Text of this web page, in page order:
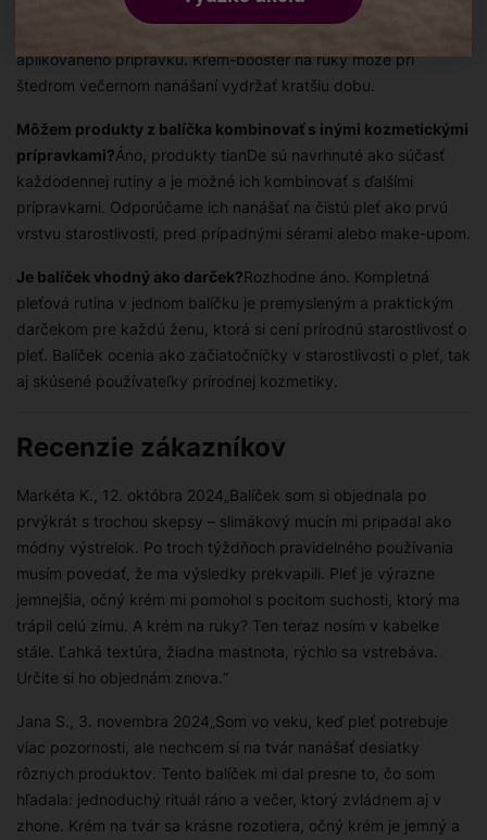
dvakrát denne? Pri pravidelnom používaní ráno a večer vydrží
aplikovaného prípravku. Krém-booster na ruky môže pri
štedrom večernom nanášaní vydržať kratšiu dobu.
Môžem produkty z balíčka kombinovať s inými kozmetickými
prípravkami?Áno, produkty tianDe sú navrhnuté ako súčasť
každodennej rutiny a je možné ich kombinovať s ďalšími
prípravkami. Odporúčame ich nanášať na čistú pleť ako prvú
vrstvu starostlivosti, pred prípadnými sérami alebo make-upom.
Je balíček vhodný ako darček?Rozhodne áno. Kompletná
pleťová rutina v jednom balíčku je premysleným a praktickým
darčekom pre každú ženu, ktorá si cení prírodnú starostlivosť o
pleť. Balíček ocenia ako začiatočníčky v starostlivosti o pleť, tak
aj skúsené používateľky prírodnej kozmetiky.
Recenzie zákazníkov
Markéta K., 12. októbra 2024„Balíček som si objednala po
prvýkrát s trochou skepsy – slimákový mucín mi pripadal ako
módny výstrelok. Po troch týždňoch pravidelného používania
musím povedať, že ma výsledky prekvapili. Pleť je výrazne
jemnejšia, očný krém mi pomohol s pocitom suchosti, ktorý ma
trápil celú zimu. A krém na ruky? Ten teraz nosím v kabelke
stále. Ľahká textúra, žiadna mastnota, rýchlo sa vstrebáva.
Určite si ho objednám znova.“
Jana S., 3. novembra 2024„Som vo veku, keď pleť potrebuje
viac pozornosti, ale nechcem si na tvár nanášať desiatky
rôznych produktov. Tento balíček mi dal presne to, čo som
hľadala: jednoduchý rituál ráno a večer, ktorý zvládnem aj v
zhone. Krém na tvár sa krásne rozotiera, očný krém je jemný a